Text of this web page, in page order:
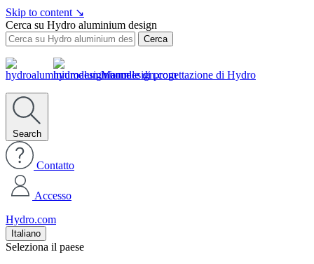
Skip to content ↘
Cerca su Hydro aluminium design
Cerca
Manuale di progettazione di Hydro
Search
Contatto
Accesso
Hydro.com
Italiano
Seleziona il paese